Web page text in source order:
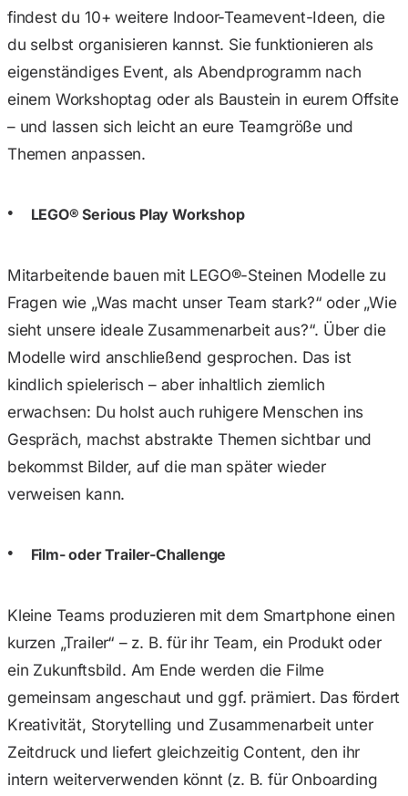
findest du 10+ weitere Indoor-Teamevent-Ideen, die
du selbst organisieren kannst. Sie funktionieren als
eigenständiges Event, als Abendprogramm nach
einem Workshoptag oder als Baustein in eurem Offsite
– und lassen sich leicht an eure Teamgröße und
Themen anpassen.
LEGO® Serious Play Workshop
Mitarbeitende bauen mit LEGO®-Steinen Modelle zu
Fragen wie „Was macht unser Team stark?“ oder „Wie
sieht unsere ideale Zusammenarbeit aus?“. Über die
Modelle wird anschließend gesprochen. Das ist
kindlich spielerisch – aber inhaltlich ziemlich
erwachsen: Du holst auch ruhigere Menschen ins
Gespräch, machst abstrakte Themen sichtbar und
bekommst Bilder, auf die man später wieder
verweisen kann.
Film- oder Trailer-Challenge
Kleine Teams produzieren mit dem Smartphone einen
kurzen „Trailer“ – z. B. für ihr Team, ein Produkt oder
ein Zukunftsbild. Am Ende werden die Filme
gemeinsam angeschaut und ggf. prämiert. Das fördert
Kreativität, Storytelling und Zusammenarbeit unter
Zeitdruck und liefert gleichzeitig Content, den ihr
intern weiterverwenden könnt (z. B. für Onboarding